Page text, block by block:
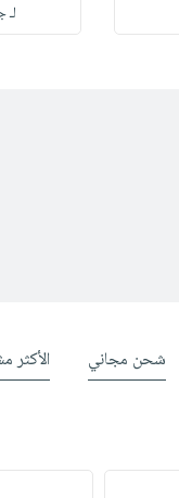
شحن مجاني الأكثر